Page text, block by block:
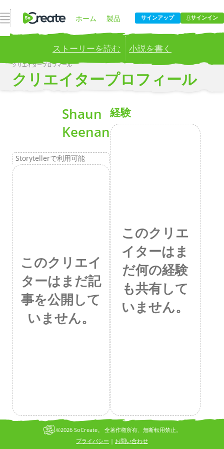
ナビゲーションを開く ホーム 製品
価格設定 ブログ
会社
サインアップ サインイン
ストーリーを読む 小説を書く
Publish your stories to a global audience. Try it now!
クリエイタープロフィール
クリエイタープロフィール
Shaun
Keenan
Storytellerで利用可能
このクリエイ
ターはまだ記
事を公開して
いません。
経験
このクリエ
イターはま
だ何の経験
も共有して
いません。
プライバシー | お問い合わせ
©2026 SoCreate。 全著作権所有、無断転用禁止。